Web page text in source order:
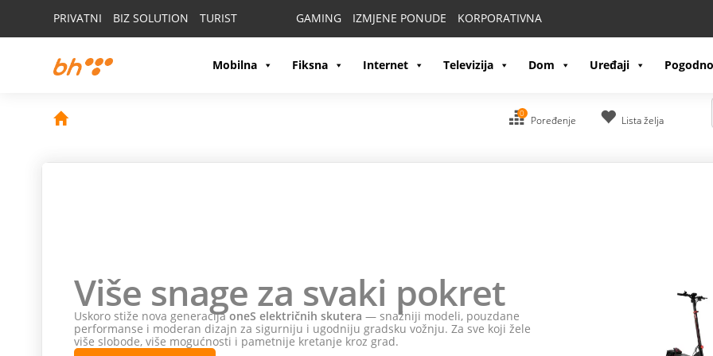
PRIVATNI BIZ SOLUTION TURIST GAMING IZMJENE PONUDE KORPORATIVNA
Mobilna Fiksna Internet Televizija Dom Uređaji
0
Poređenje Lista želja
Više snage za svaki pokret
Uskoro stiže nova generacijaoneS električnih skutera — snažniji modeli, pouzdane
performanse i moderan dizajn za sigurniju i ugodniju gradsku vožnju. Za sve koji žele
više slobode, više mogućnosti i pametnije kretanje kroz grad.